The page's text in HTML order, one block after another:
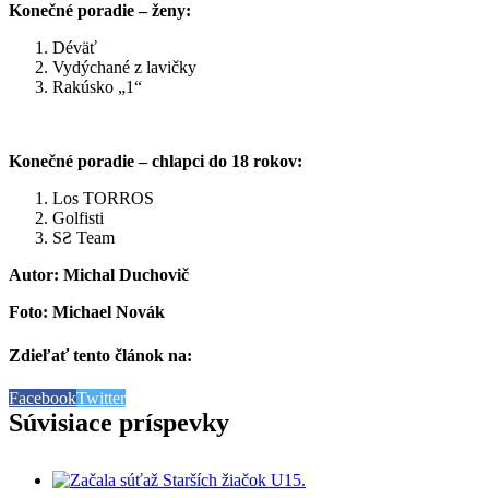
Konečné poradie – ženy:
Déväť
Vydýchané z lavičky
Rakúsko „1“
Konečné poradie – chlapci do 18 rokov:
Los TORROS
Golfisti
SƧ Team
Autor: Michal Duchovič
Foto: Michael Novák
Zdieľať tento článok na:
FacebookTwitter
Súvisiace príspevky